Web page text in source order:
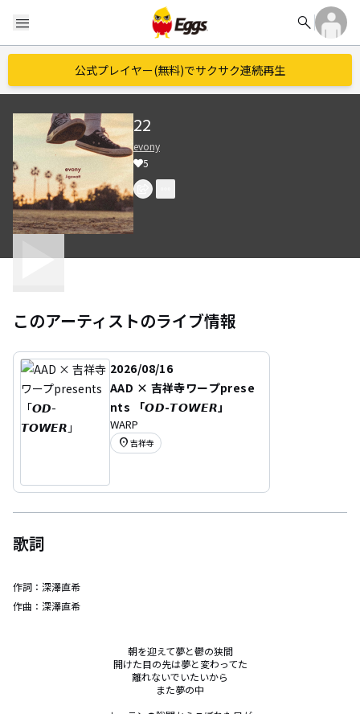
menu search
公式プレイヤー(無料)でサクサク連続再生
22
evony
5
このアーティストのライブ情報
2026/08/16
AAD × 吉祥寺ワープprese
nts 「𝙊𝘿-𝙏𝙊𝙒𝙀𝙍」
WARP
location_on 吉祥寺
歌詞
作詞： 深澤直希
作曲： 深澤直希
朝を迎えて夢と鬱の狭間
開けた目の先は夢と変わってた
離れないでいたいから
また夢の中